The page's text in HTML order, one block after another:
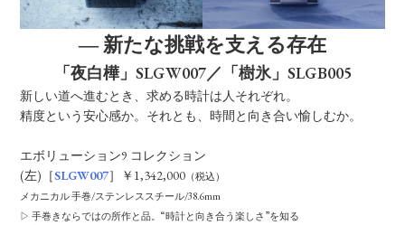
― 新たな挑戦を支える存在
「夜白樺」SLGW007／「樹氷」SLGB005
新しい道へ進むとき、求める時計は人それぞれ。
精度という安心感か。それとも、時間と向き合い愉しむか。
エボリューション9 コレクション
(左)［SLGW007］￥1,342,000 （税込）
メカニカル 手巻/ステンレススチール/38.6mm
▷ 手巻きならではの所作と品。“時計と向き合う楽しさ”を知る